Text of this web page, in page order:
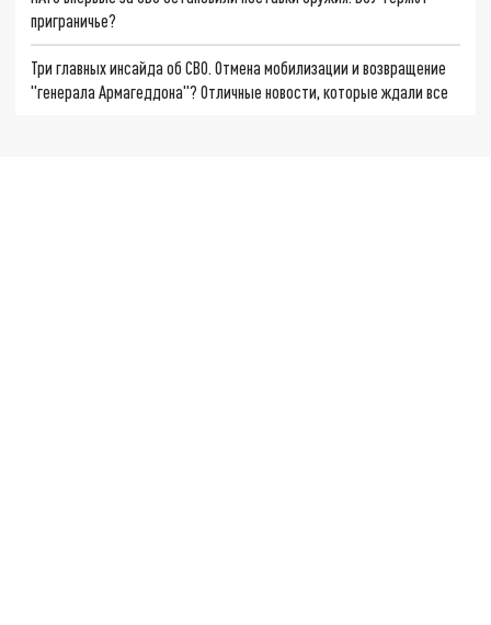
приграничье?
Три главных инсайда об СВО. Отмена мобилизации и возвращение
"генерала Армагеддона"? Отличные новости, которые ждали все